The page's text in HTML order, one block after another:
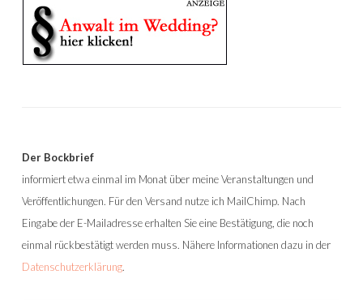
Der Bockbrief
informiert etwa einmal im Monat über meine Veranstaltungen und
Veröffentlichungen. Für den Versand nutze ich MailChimp. Nach
Eingabe der E-Mailadresse erhalten Sie eine Bestätigung, die noch
einmal rückbestätigt werden muss. Nähere Informationen dazu in der
Datenschutzerklärung.